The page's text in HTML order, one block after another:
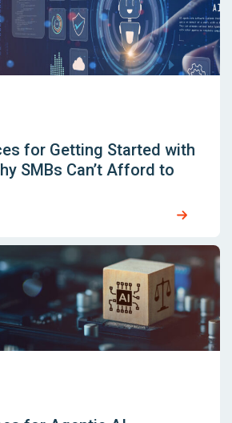
for Getting Started with
SMBs Can’t Afford to